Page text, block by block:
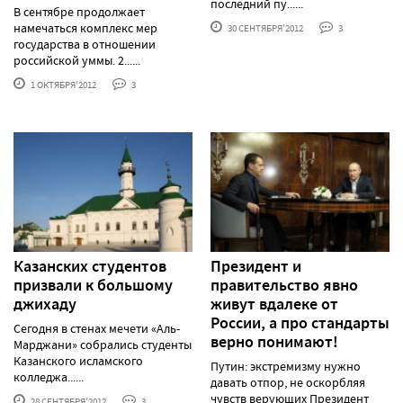
В сентябре продолжает
намечаться комплекс мер
государства в отношении
российской уммы. 2......
1 ОКТЯБРЯ'2012 3
последний пу......
30 СЕНТЯБРЯ'2012 3
Казанских студентов
призвали к большому
джихаду
Сегодня в стенах мечети «Аль-
Марджани» собрались студенты
Казанского исламского
колледжа......
Президент и
правительство явно
живут вдалеке от
России, а про стандарты
верно понимают!
Путин: экстремизму нужно
давать отпор, не оскорбляя
чувств верующих Президент